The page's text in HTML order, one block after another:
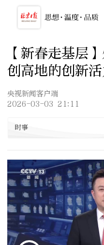
【新春走基层
创高地的创新
央视新闻客户端
2026-03-03 21:11
时事